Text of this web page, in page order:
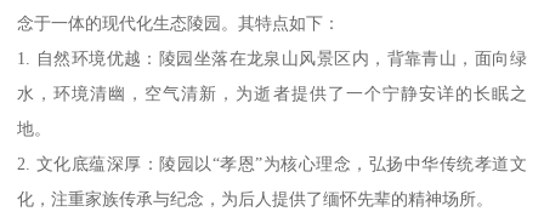
念于一体的现代化生态陵园。其特点如下：
1. 自然环境优越：陵园坐落在龙泉山风景区内，背靠青山，面向绿
水，环境清幽，空气清新，为逝者提供了一个宁静安详的长眠之
地。
2. 文化底蕴深厚：陵园以“孝恩”为核心理念，弘扬中华传统孝道文
化，注重家族传承与纪念，为后人提供了缅怀先辈的精神场所。